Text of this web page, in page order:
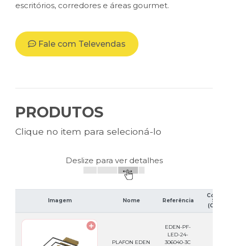
escritórios, corredores e áreas gourmet.
Fale com Televendas
PRODUTOS
Clique no item para selecioná-lo
Deslize para ver detalhes
Imagem Nome Referência
Código
SAP
(Caixa)
PLAFON EDEN
EDEN-PF-
LED-24-
306040-3C